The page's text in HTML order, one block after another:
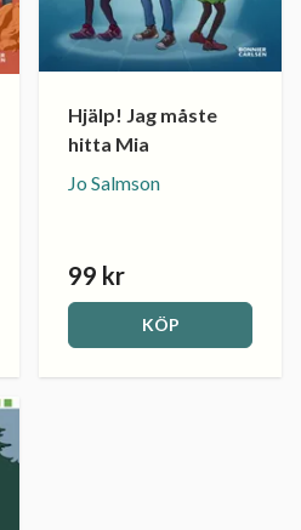
Hjälp! Jag måste
hitta Mia
Jo Salmson
99 kr
KÖP